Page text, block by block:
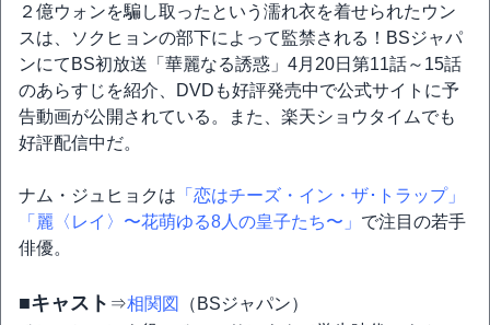
２億ウォンを騙し取ったという濡れ衣を着せられたウン
スは、ソクヒョンの部下によって監禁される！BSジャパ
ンにてBS初放送「華麗なる誘惑」4月20日第11話～15話
のあらすじを紹介、DVDも好評発売中で公式サイトに予
告動画が公開されている。また、楽天ショウタイムでも
好評配信中だ。
ナム・ジュヒョクは 「恋はチーズ・イン・ザ･トラップ」
「麗〈レイ〉〜花萌ゆる8人の皇子たち〜」 で注目の若手
俳優。
■キャスト ⇒相関図
（BSジャパン）